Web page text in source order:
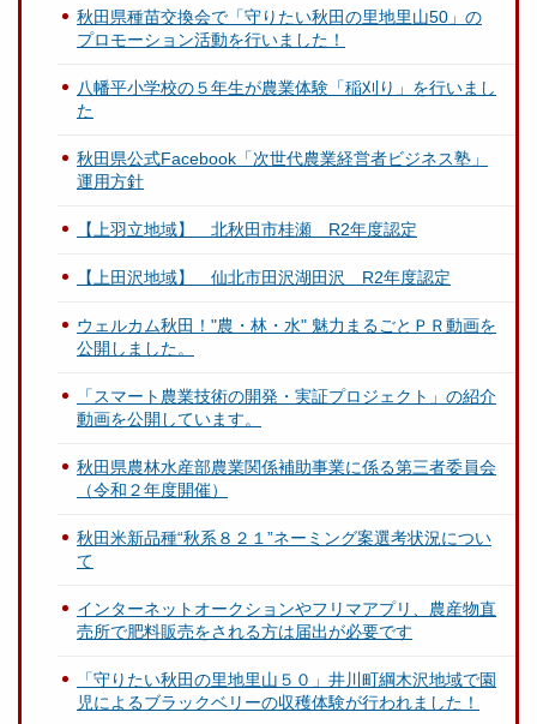
秋田県種苗交換会で「守りたい秋田の里地里山50」の
プロモーション活動を行いました！
八幡平小学校の５年生が農業体験「稲刈り」を行いまし
た
秋田県公式Facebook「次世代農業経営者ビジネス塾」
運用方針
【上羽立地域】 北秋田市桂瀬 R2年度認定
【上田沢地域】 仙北市田沢湖田沢 R2年度認定
ウェルカム秋田！"農・林・水" 魅力まるごとＰＲ動画を
公開しました。
「スマート農業技術の開発・実証プロジェクト」の紹介
動画を公開しています。
秋田県農林水産部農業関係補助事業に係る第三者委員会
（令和２年度開催）
秋田米新品種“秋系８２１”ネーミング案選考状況につい
て
インターネットオークションやフリマアプリ、農産物直
売所で肥料販売をされる方は届出が必要です
「守りたい秋田の里地里山５０」井川町綱木沢地域で園
児によるブラックベリーの収穫体験が行われました！